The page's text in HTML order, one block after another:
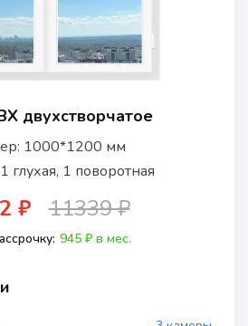
двухстворчатое
1000*1200 мм
глухая, 1 поворотная
₽ 11339 ₽
945 ₽ в мес.